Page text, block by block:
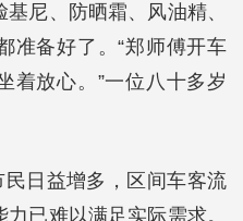
尼、防晒霜、风油精、
准备好了。“郑师傅开车
着放心。”一位八十多岁
民日益增多，区间车客流
已难以满足实际需求。